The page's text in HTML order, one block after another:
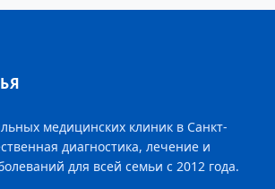
медицинских клиник в Санкт-
диагностика, лечение и
для всей семьи с 2012 года.